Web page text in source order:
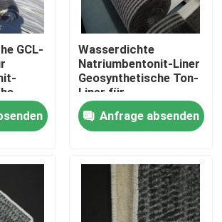
GCL-
Wasserdichte
Natriumbentonit-Liner
Geosynthetische Ton-
Liner für
Deponienprojekt
Anfrage absenden